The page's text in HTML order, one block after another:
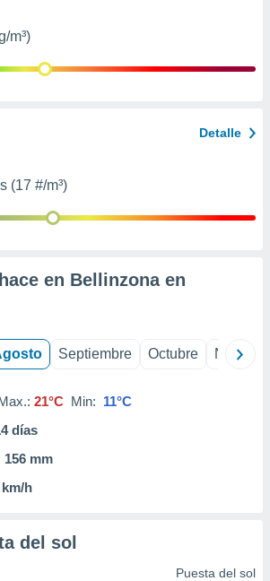
m³)
Detalle
(17 #/m³)
en Bellinzona en
Septiembre Octubre
21°C Min: 11°C
días
156 mm
km/h
del sol
Puesta del sol